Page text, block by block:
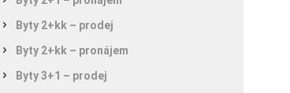
Byty 2+kk – prodej
Byty 2+kk – pronájem
Byty 3+1 – prodej